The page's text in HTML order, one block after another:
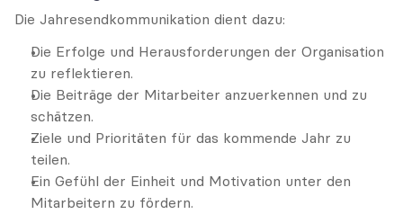
Die Jahresendkommunikation dient dazu:
Die Erfolge und Herausforderungen der Organisation
zu reflektieren.
Die Beiträge der Mitarbeiter anzuerkennen und zu
schätzen.
Ziele und Prioritäten für das kommende Jahr zu
teilen.
Ein Gefühl der Einheit und Motivation unter den
Mitarbeitern zu fördern.